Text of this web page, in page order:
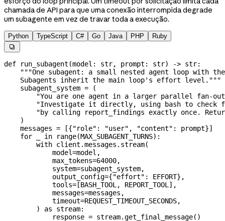
chamada de API para que uma conexão interrompida degrade
um subagente em vez de travar toda a execução.
Python TypeScript C# Go Java PHP Ruby

def run_subagent (model : str, prompt : str) -> str:
"""One subagent: a small nested agent loop with
    Subagents inherit the main loop's effort level."""
    subagent_system
= (
"You are one agent in a larger parallel fan-
"Investigate it directly, using bash to check
"by calling report_findings exactly once.
    )
    messages
= [{"role" : "user" , "content" : prompt}]
    for
in range(MAX_SUBAGENT_TURNS):
        with
client.messages.stream(
            model
=model,
            max_tokens
=64000,
            system
=subagent_system,
            output_config
={"effort" : EFFORT},
            tools
= [BASH_TOOL , REPORT_TOOL ],
            messages
=messages,
            timeout
=REQUEST_TIMEOUT_SECONDS,
        )
as stream:
            response
= stream.get_final_message()